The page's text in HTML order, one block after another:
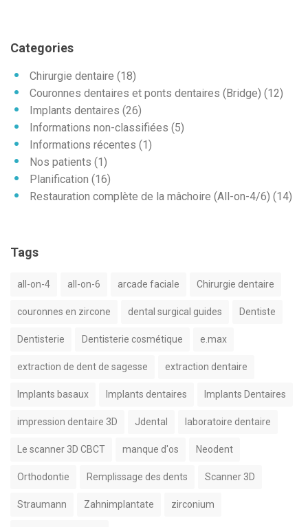
Categories
Chirurgie dentaire (18)
Couronnes dentaires et ponts dentaires (Bridge) (12)
Implants dentaires (26)
Informations non-classifiées (5)
Informations récentes (1)
Nos patients (1)
Planification (16)
Restauration complète de la mâchoire (All-on-4/6) (14)
Tags
all-on-4 all-on-6 arcade faciale Chirurgie dentaire
couronnes en zircone dental surgical guides Dentiste
Dentisterie Dentisterie cosmétique e.max
extraction de dent de sagesse extraction dentaire
Implants basaux Implants dentaires Implants Dentaires
impression dentaire 3D Jdental laboratoire dentaire
Le scanner 3D CBCT manque d'os Neodent
Orthodontie Remplissage des dents Scanner 3D
Straumann Zahnimplantate zirconium